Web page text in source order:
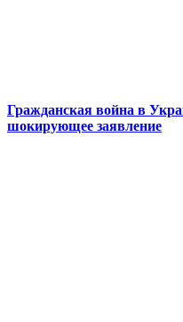
Гражданская война в
шокирующее заявление